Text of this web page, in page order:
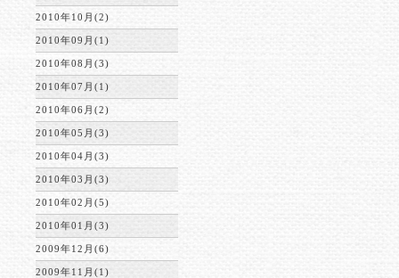
2010年10月(2)
2010年09月(1)
2010年08月(3)
2010年07月(1)
2010年06月(2)
2010年05月(3)
2010年04月(3)
2010年03月(3)
2010年02月(5)
2010年01月(3)
2009年12月(6)
2009年11月(1)